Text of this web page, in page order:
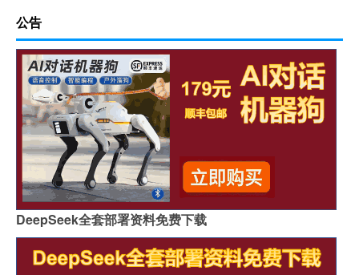
公告
DeepSeek全套部署资料免费下载